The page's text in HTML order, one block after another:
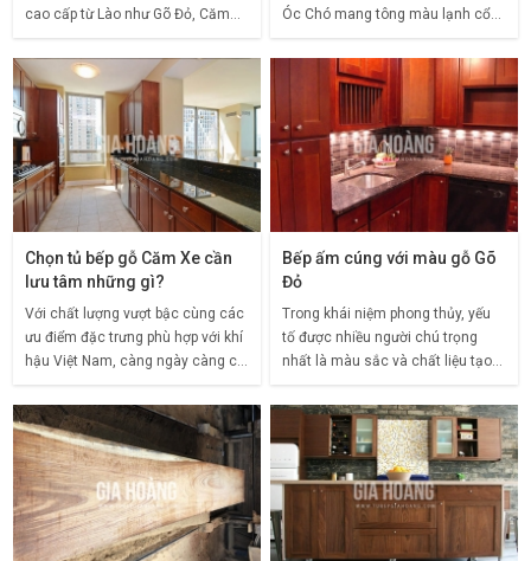
cao cấp từ Lào như Gõ Đỏ, Căm
chuộng và sử dụng phổ biến. Việc
lựa chọn gỗ
Óc Chó mang tông màu lạnh cổ
sang trọng, hiện đại, bởi song
song với các kiến
Chọn tủ bếp gỗ Căm Xe cần
lưu tâm những gì?
Với chất lượng vượt bậc cùng các
ưu điểm đặc trưng phù hợp với khí
hậu Việt Nam, càng ngày càng có
bếp gỗ Căm Xe. Thế nhưng để lựa
chọn ra được
Bếp ấm cúng với màu gỗ Gõ
Đỏ
Trong khái niệm phong thủy, yếu
tố được nhiều người chú trọng
nhất là màu sắc và chất liệu tạo
chốt này thì căn nhà sẽ mang đến
sự an nhiên và